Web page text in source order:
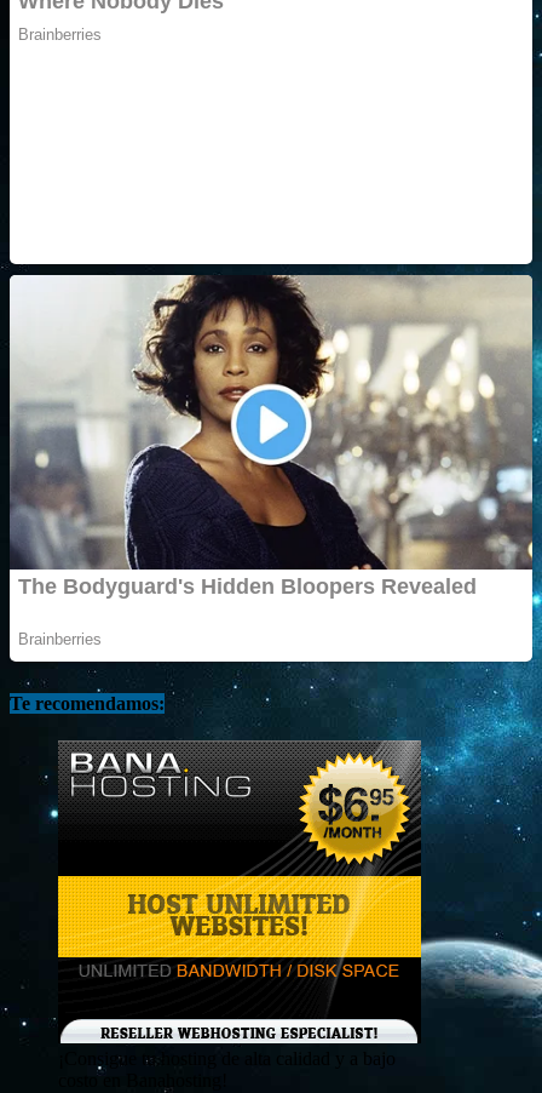
Te recomendamos:
¡Consigue tu hosting de alta calidad y a bajo
costo en Banahosting!